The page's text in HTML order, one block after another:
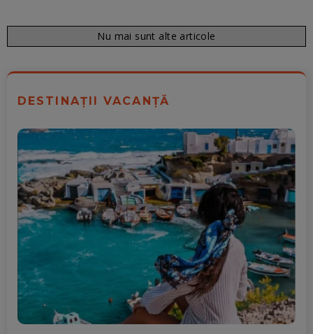
Nu mai sunt alte articole
DESTINAȚII VACANȚĂ